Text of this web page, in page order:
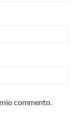
commento.